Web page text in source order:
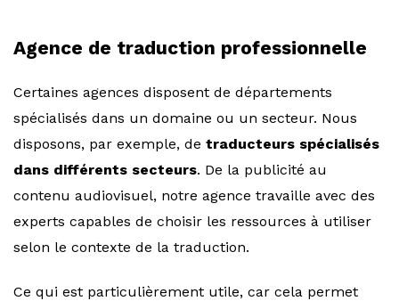
Agence de traduction professionnelle
Certaines agences disposent de départements
spécialisés dans un domaine ou un secteur. Nous
disposons, par exemple, de traducteurs spécialisés
dans différents secteurs. De la publicité au
contenu audiovisuel, notre agence travaille avec des
experts capables de choisir les ressources à utiliser
selon le contexte de la traduction.
Ce qui est particulièrement utile, car cela permet